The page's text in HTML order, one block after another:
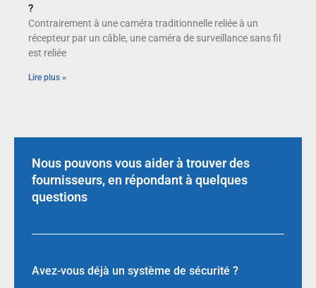
?
Contrairement à une caméra traditionnelle reliée à un
récepteur par un câble, une caméra de surveillance sans fil
est reliée
Lire plus »
Nous pouvons vous aider à trouver des
fournisseurs, en répondant à quelques
questions
Avez-vous déjà un système de sécurité ?